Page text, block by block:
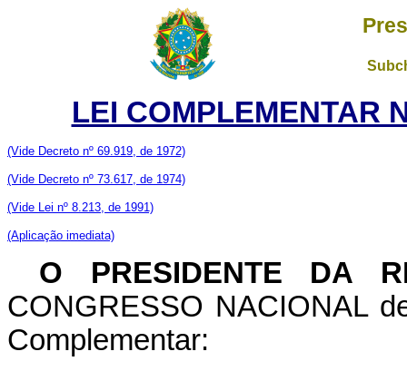
LEI COMPLEMENTAR
(Vide Decreto nº 69.919, de 1972)
(Vide Decreto nº 73.617, de 1974)
(Vide Lei nº 8.213, de 1991)
(Aplicação imediata)
O PRESIDENTE DA
CONGRESSO NACIONAL
Complementar: